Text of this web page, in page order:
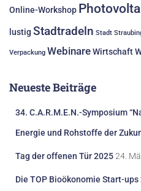
Online-Workshop
lustig Stadtradeln Stadt
Verpackung WebinareWirtschaft
Neueste Beiträge
34. C.A.R.M.E.N.-Symposium
Energie und Rohstoffe der
Tag der offenen Tür 202524.
Die TOP Bioökonomie Start-